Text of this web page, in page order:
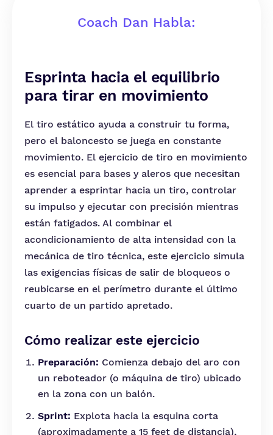
Coach Dan Habla:
Esprinta hacia el equilibrio
para tirar en movimiento
El tiro estático ayuda a construir tu forma,
pero el baloncesto se juega en constante
movimiento. El ejercicio de tiro en movimiento
es esencial para bases y aleros que necesitan
aprender a esprintar hacia un tiro, controlar
su impulso y ejecutar con precisión mientras
están fatigados. Al combinar el
acondicionamiento de alta intensidad con la
mecánica de tiro técnica, este ejercicio simula
las exigencias físicas de salir de bloqueos o
reubicarse en el perímetro durante el último
cuarto de un partido apretado.
Cómo realizar este ejercicio
Preparación: Comienza debajo del aro con
un reboteador (o máquina de tiro) ubicado
en la zona con un balón.
Sprint: Explota hacia la esquina corta
(aproximadamente a 15 feet de distancia),